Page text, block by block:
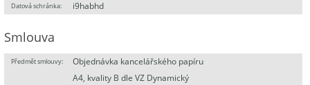
Datová schránka: i9habhd
Smlouva
Předmět smlouvy:
Objednávka kancelářského papíru
A4, kvality B dle VZ Dynamický